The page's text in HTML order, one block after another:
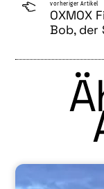
vorheriger Artikel
OXMOX
Bob, der